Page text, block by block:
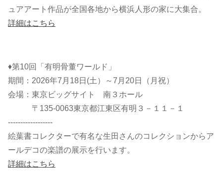
ュアアート作品が全国各地から横浜人形の家に大集合。
詳細はこちら
♦第10回「有明骨董ワールド」
期間：2026年7月18日(土）～7月20日（月祝）
会場：東京ビッグサイト 南３ホール
〒135-0063東京都江東区有明３－１１－１
------------------
絵葉書コレクターで有名な生田さんのコレクションからア
ールデコの楽譜の展示を行います。
詳細はこちら